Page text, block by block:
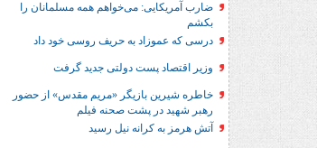
ضارب آمریکایی: می‌خواهم همه مسلمانان را
بکشم
درسی که عموزاد به حریف روسی خود داد
وزیر اقتصاد پست دولتی جدید گرفت
خاطره شیرین بازیگر «مریم مقدس» از حضور
رهبر شهید در پشت صحنه فیلم
آتش هرمز به کرانه نیل رسید